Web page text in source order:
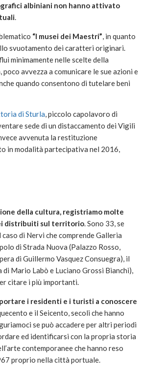
albiniani non hanno attivato
.
“I musei dei Maestri”, in quanto
svuotamento dei caratteri originari.
minimamente nelle scelte della
avvezza a comunicare le sue azioni e
quando consentono di tutelare beni
di Sturla, piccolo capolavoro di
sede di un distaccamento dei Vigili
avvenuta la restituzione
in modalità partecipativa nel 2016,
della cultura, registriamo molte
distribuiti sul territorio. Sono 33, se
di Nervi che comprende Galleria
di Strada Nuova (Palazzo Rosso,
di Guillermo Vasquez Consuegra), il
Mario Labò e Luciano Grossi Bianchi),
citare i più importanti.
i residenti e i turisti a conoscere
e il Seicento, secoli che hanno
se può accadere per altri periodi
ed identificarsi con la propria storia
contemporanee che hanno reso
proprio nella città portuale.